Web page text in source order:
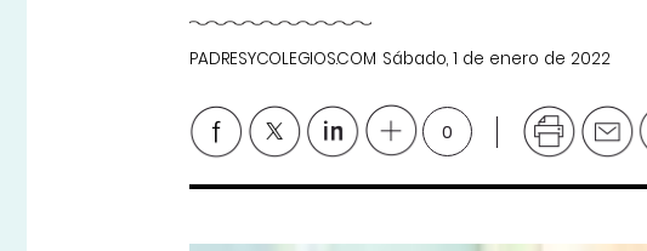
PADRESYCOLEGIOS.COM Sábado, 1 de enero de 2022
0